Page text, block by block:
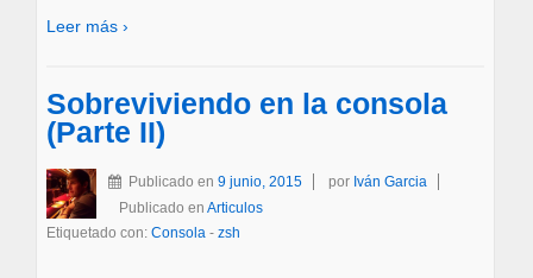
Leer más ›
Sobreviviendo en la consola
(Parte II)
Publicado en 9 junio, 2015 por Iván Garcia
Publicado en Articulos
Etiquetado con: Consola- zsh